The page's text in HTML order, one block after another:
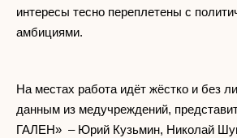
интересы тесно переплетены с
амбициями.
На местах работа идёт жёстко и без
данным из медучреждений,
ГАЛЕН» – Юрий Кузьмин, Николай